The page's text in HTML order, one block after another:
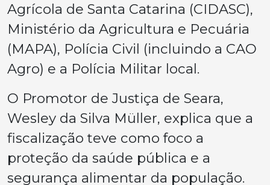
Agrícola de Santa Catarina (CIDASC),
Ministério da Agricultura e Pecuária
(MAPA), Polícia Civil (incluindo a CAO
Agro) e a Polícia Militar local.
O Promotor de Justiça de Seara,
Wesley da Silva Müller, explica que a
fiscalização teve como foco a
proteção da saúde pública e a
segurança alimentar da população.